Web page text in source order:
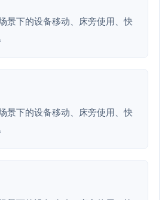
景下的设备移动、床旁使用、快
景下的设备移动、床旁使用、快